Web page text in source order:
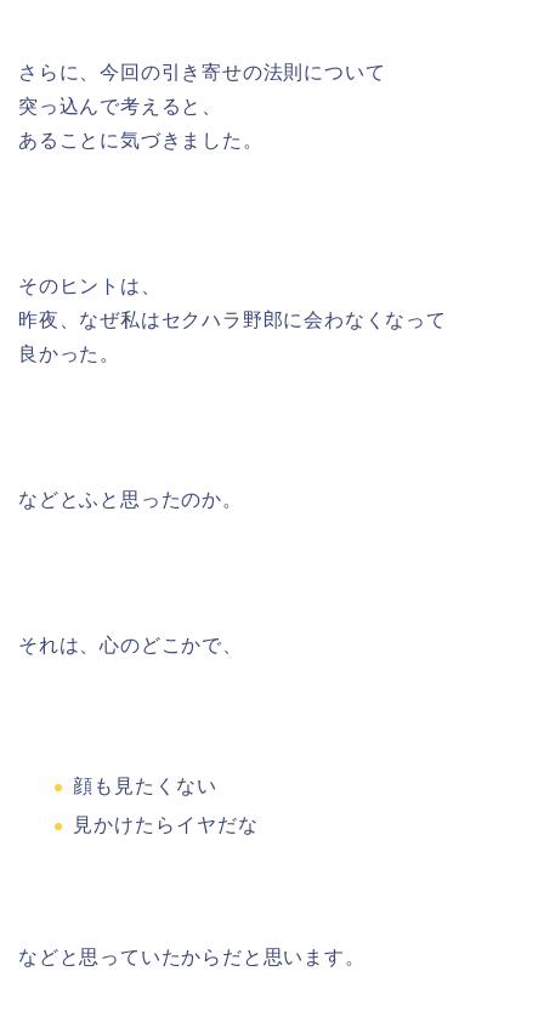
さらに、今回の引き寄せの法則について
突っ込んで考えると、
あることに気づきました。
そのヒントは、
昨夜、なぜ私はセクハラ野郎に会わなくなって
良かった。
などとふと思ったのか。
それは、心のどこかで、
顔も見たくない
見かけたらイヤだな
などと思っていたからだと思います。